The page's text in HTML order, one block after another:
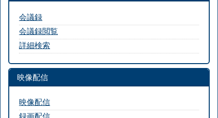
会議録
会議録閲覧
詳細検索
映像配信
映像配信